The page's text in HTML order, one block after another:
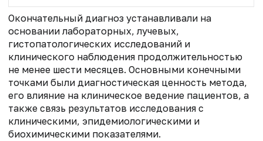
Окончательный диагноз устанавливали на
основании лабораторных, лучевых,
гистопатологических исследований и
клинического наблюдения продолжительностью
не менее шести месяцев. Основными конечными
точками были диагностическая ценность метода,
его влияние на клиническое ведение пациентов, а
также связь результатов исследования с
клиническими, эпидемиологическими и
биохимическими показателями.